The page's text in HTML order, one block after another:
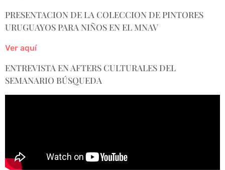
PRESENTACION DE LA COLECCION DE PINTORES
URUGUAYOS PARA NIÑOS EN EL MNAV
Ver aquí
ENTREVISTA EN AFTERS CULTURALES DEL
SEMANARIO BÚSQUEDA